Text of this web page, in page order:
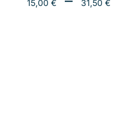
15,00 € 31,50 €